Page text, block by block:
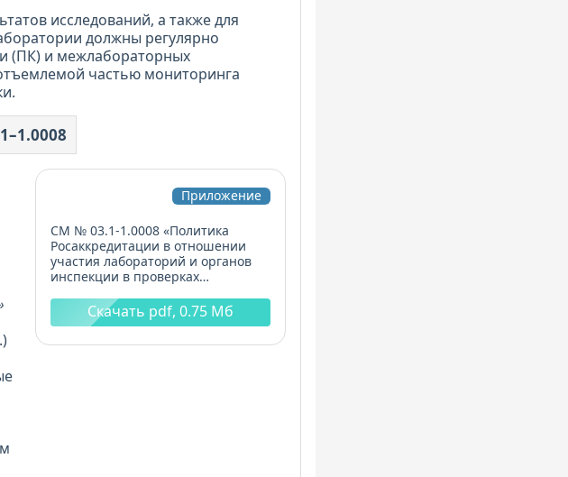
исследований, а также для
должны регулярно
(ПК) и межлабораторных
частью мониторинга
Приложение
СМ № 03.1-1.0008 «Политика
Росаккредитации в отношении
участия лабораторий и органов
инспекции в проверках
межлабораторных сличительных
(сравнительных) испытаниях,
Скачать pdf, 0.75 Мб